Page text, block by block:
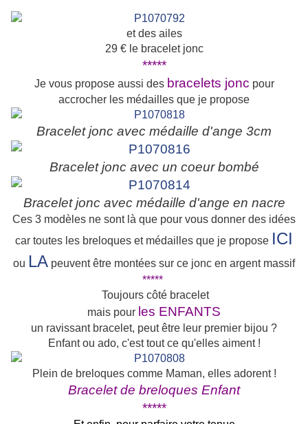
et des ailes
29 € le bracelet jonc
*****
Je vous propose aussi des bracelets jonc pour
accrocher les médailles que je propose
Bracelet jonc avec médaille d'ange 3cm
Bracelet jonc avec un coeur bombé
Bracelet jonc avec médaille d'ange en nacre
Ces 3 modèles ne sont là que pour vous donner des idées
car toutes les breloques et médailles que je propose ICI
ou LA peuvent être montées sur ce jonc en argent massif
*****
Toujours côté bracelet
mais pour les ENFANTS
un ravissant bracelet, peut être leur premier bijou ?
Enfant ou ado, c'est tout ce qu'elles aiment !
Plein de breloques comme Maman, elles adorent !
Bracelet de breloques Enfant
*****